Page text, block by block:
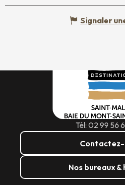
Signaler
Tél: 02 99 56
Contactez-
Nos bureaux &